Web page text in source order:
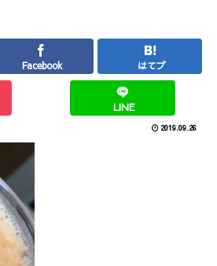
Facebook はてブ
LINE
2019.09.26